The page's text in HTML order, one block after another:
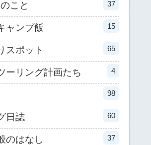
こと 37
ャンプ飯 15
スポット 65
ーリング計画たち 4
98
日誌 60
のはなし 37